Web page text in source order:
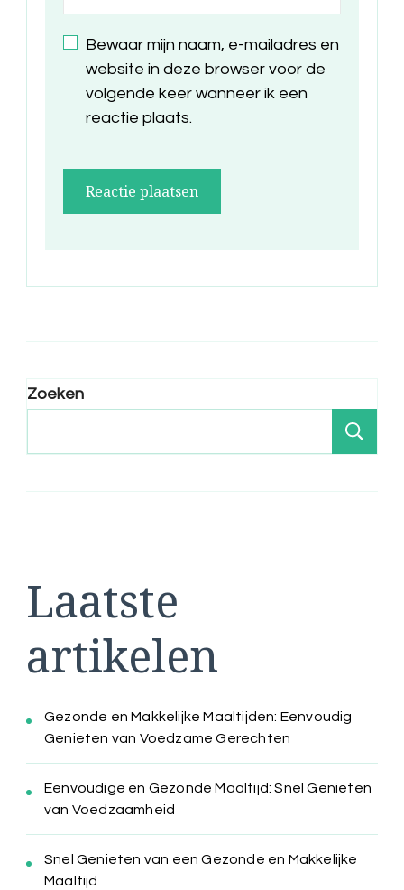
Bewaar mijn naam, e-mailadres en
website in deze browser voor de
volgende keer wanneer ik een
reactie plaats.
Zoeken
Laatste
artikelen
Gezonde en Makkelijke Maaltijden: Eenvoudig
Genieten van Voedzame Gerechten
Eenvoudige en Gezonde Maaltijd: Snel Genieten
van Voedzaamheid
Snel Genieten van een Gezonde en Makkelijke
Maaltijd